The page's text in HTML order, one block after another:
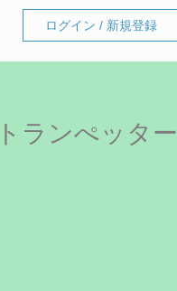
ログイン / 新規登録
ンぺッター